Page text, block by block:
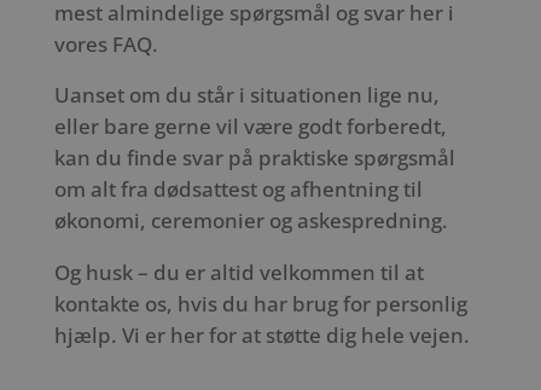
mest almindelige spørgsmål og svar her i
vores FAQ.
Uanset om du står i situationen lige nu,
eller bare gerne vil være godt forberedt,
kan du finde svar på praktiske spørgsmål
om alt fra dødsattest og afhentning til
økonomi, ceremonier og askespredning.
Og husk – du er altid velkommen til at
kontakte os, hvis du har brug for personlig
hjælp. Vi er her for at støtte dig hele vejen.